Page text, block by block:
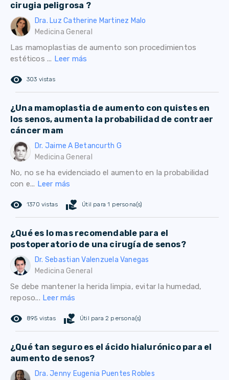
cirugia peligrosa ?
Dra. Luz Catherine Martinez Malo
Medicina General
Las mamoplastias de aumento son procedimientos
estéticos ... Leer más
remove_red_eye 303 vistas
¿Una mamoplastia de aumento con quistes en
los senos, aumenta la probabilidad de contraer
cáncer mam
Dr. Jaime A Betancurth G
Medicina General
No, no se ha evidenciado el aumento en la probabilidad
con e... Leer más
remove_red_eye 1370 vistas volunteer_activism Útil para 1 persona(s)
¿Qué es lo mas recomendable para el
postoperatorio de una cirugía de senos?
Dr. Sebastian Valenzuela Vanegas
Medicina General
Se debe mantener la herida limpia, evitar la humedad,
reposo... Leer más
remove_red_eye 895 vistas volunteer_activism Útil para 2 persona(s)
¿Qué tan seguro es el ácido hialurónico para el
aumento de senos?
Dra. Jenny Eugenia Puentes Robles